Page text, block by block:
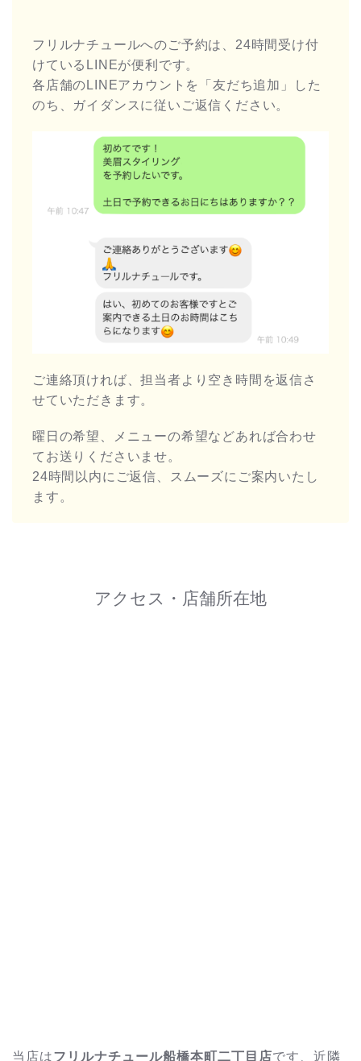
フリルナチュールへのご予約は、24時間受け付
けているLINEが便利です。
各店舗のLINEアカウントを「友だち追加」した
のち、ガイダンスに従いご返信ください。
ご連絡頂ければ、担当者より空き時間を返信さ
せていただきます。
曜日の希望、メニューの希望などあれば合わせ
てお送りくださいませ。
24時間以内にご返信、スムーズにご案内いたし
ます。
アクセス・店舗所在地
当店はフリルナチュール船橋本町二丁目店です、近隣